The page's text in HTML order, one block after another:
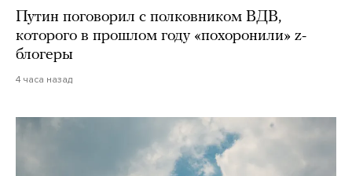
Путин поговорил с полковником ВДВ,
которого в прошлом году «похоронили» z-
блогеры
4 часа назад